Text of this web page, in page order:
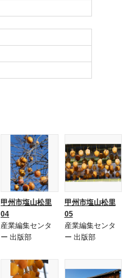
甲州市塩山松里
04
産業編集センタ
ー 出版部
甲州市塩山松里
05
産業編集センタ
ー 出版部